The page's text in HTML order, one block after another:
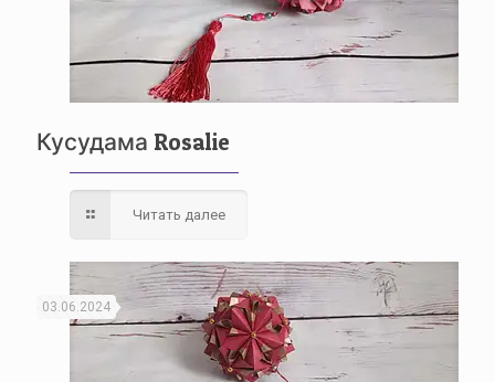
Кусудама Rosalie
Читать далее
03.06.2024